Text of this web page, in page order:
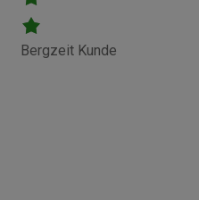
Bergzeit Kunde